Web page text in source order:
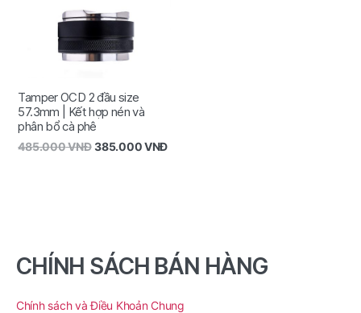
Tamper OCD 2 đầu size
57.3mm | Kết hợp nén và
phân bổ cà phê
485.000VNĐ 385.000VNĐ
CHÍNH SÁCH BÁN HÀNG
Chính sách và Điều Khoản Chung